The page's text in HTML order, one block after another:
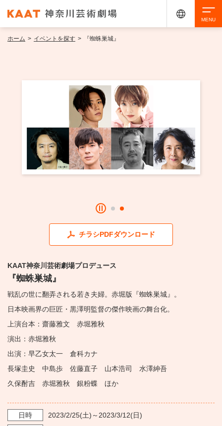
イベントを探す
・ イベント一覧
ご来場案内
・ フロアマップ
・ レストラン/カフェ
・ 交通案内
・ よくある質問
KAATについて
・ ミッション
・ 芸術監督
・ 施設概要
・ フロアマップ
・ レストラン/カフェ
KAAT 神奈川芸術劇場
チケット購入
ホーム > イベントを探す > 『蜘蛛巣城』
チラシPDFダウンロード
KAAT神奈川芸術劇場プロデュース
『蜘蛛巣城』
戦乱の世に翻弄される若き夫婦。赤堀版『蜘蛛巣城』。
日本映画界の巨匠・黒澤明監督の傑作映画の舞台化。
上演台本：齋藤雅文 赤堀雅秋
演出：赤堀雅秋
出演：早乙女太一 倉科カナ
長塚圭史 中島歩 佐藤直子 山本浩司 水澤紳吾
久保酎吉 赤堀雅秋 銀粉蝶 ほか
日時 2023/2/25(土)～ 2023/3/12(日)